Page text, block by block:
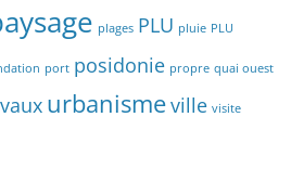
plages PLU pluie PLU
port posidonie propre quai ouest
urbanismeville visite